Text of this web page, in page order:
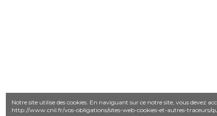
Notre site utilise des cookies. En naviguant sur ce notre site, vous devez
http://www.cnil.fr/vos-obligations/sites-web-cookies-et-autres-traceurs/